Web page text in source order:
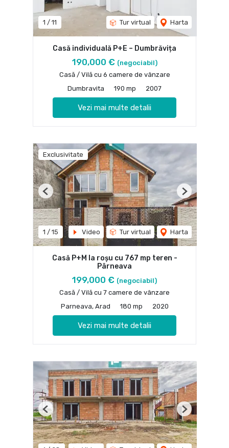
1 / 11 Tur virtual Harta
Casă individuală P+E – Dumbrăvița
190,000 € (negociabil)
Casă / Vilă cu 6 camere de vânzare
Dumbravita
190 mp 2007
Vezi mai multe detalii
Exclusivitate
1 / 15 Video Tur virtual Harta
Previous Next
Casă P+M la roșu cu 767 mp teren -
Pârneava
199,000 € (negociabil)
Casă / Vilă cu 7 camere de vânzare
Parneava, Arad
180 mp 2020
Vezi mai multe detalii
Previous Next